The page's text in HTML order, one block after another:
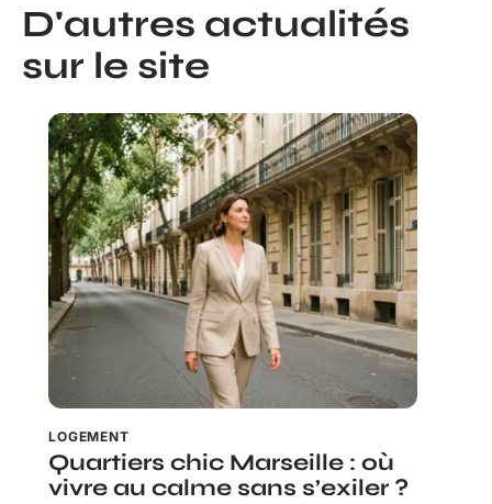
D'autres actualités
sur le site
LOGEMENT
Quartiers chic Marseille : où
vivre au calme sans s’exiler ?